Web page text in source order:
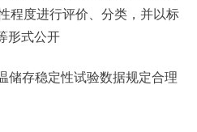
程度进行评价、分类，并以标
形式公开
储存稳定性试验数据规定合理